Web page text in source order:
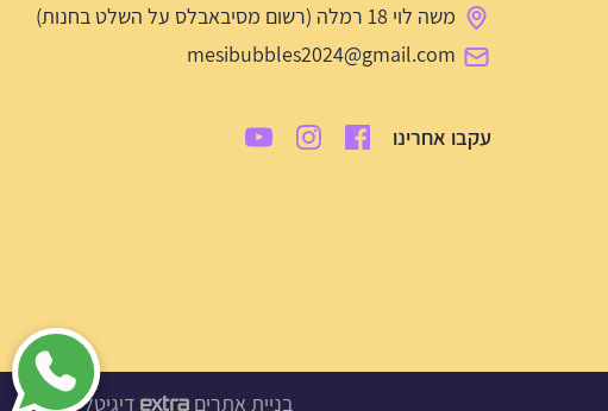
משה לוי 18 רמלה (רשום מסיבאבלס על השלט בחנות)
mesibubbles2024@gmail.com
עקבו אחרינו
בניית אתרים דיגיטל